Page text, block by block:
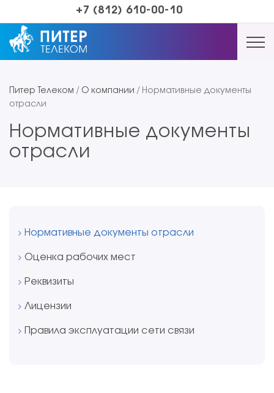
+7 (812) 610-00-10
Питер Телеком / О компании / Нормативные документы
отрасли
Нормативные документы
отрасли
Нормативные документы отрасли
Оценка рабочих мест
Реквизиты
Лицензии
Правила эксплуатации сети связи